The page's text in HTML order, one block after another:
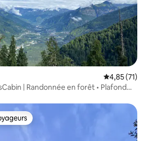
Note
4,85 (71)
| Randonnée en forêt • Plafond